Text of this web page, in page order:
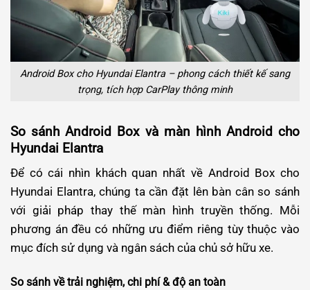
Android Box cho Hyundai Elantra – phong cách thiết kế sang
trọng, tích hợp CarPlay thông minh
So sánh Android Box và màn hình Android cho
Hyundai Elantra
Để có cái nhìn khách quan nhất về Android Box cho
Hyundai Elantra, chúng ta cần đặt lên bàn cân so sánh
với giải pháp thay thế màn hình truyền thống. Mỗi
phương án đều có những ưu điểm riêng tùy thuộc vào
mục đích sử dụng và ngân sách của chủ sở hữu xe.
So sánh về trải nghiệm, chi phí & độ an toàn